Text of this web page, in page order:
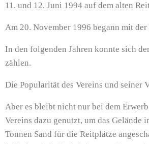
11. und 12. Juni 1994 auf dem alten
Am 20. November 1996 begann mit
In den folgenden Jahren konnte sich
zählen.
Die Popularität des Vereins und seiner
Aber es bleibt nicht nur bei dem
Vereins dazu genutzt, um das Gelände
Tonnen Sand für die Reitplätze